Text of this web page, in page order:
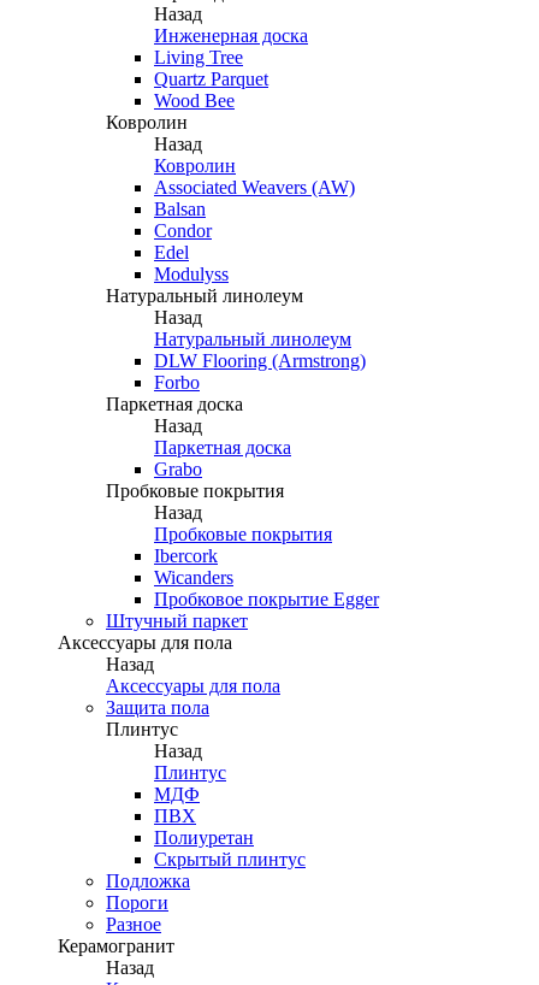
Назад
Инженерная доска
Living Tree
Quartz Parquet
Wood Bee
Ковролин
Назад
Ковролин
Associated Weavers (AW)
Balsan
Condor
Edel
Modulyss
Натуральный линолеум
Назад
Натуральный линолеум
DLW Flooring (Armstrong)
Forbo
Паркетная доска
Назад
Паркетная доска
Grabo
Пробковые покрытия
Назад
Пробковые покрытия
Ibercork
Wicanders
Пробковое покрытие Egger
Штучный паркет
Аксессуары для пола
Назад
Аксессуары для пола
Защита пола
Плинтус
Назад
Плинтус
МДФ
ПВХ
Полиуретан
Скрытый плинтус
Подложка
Пороги
Разное
Керамогранит
Назад